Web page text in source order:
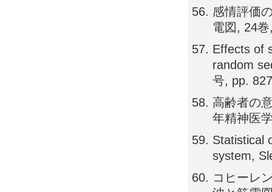
感情評価
電図, 24
Effects of
random
号, pp.
高齢者の
年精神医
Statistical
system,
コヒーレ